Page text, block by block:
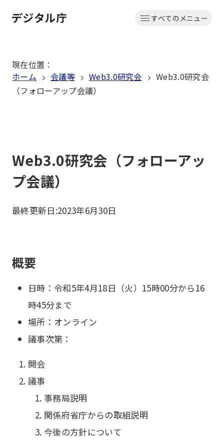
文
動
すべてのメニュー
現在位置 ：
ホーム
会議等 Web3.0研究会
Web3.0研究会
（フォローアップ会議）
Web3.0研究会（フォローアッ
プ会議）
最終更新日:2023年6月30日
概要
日時：令和5年4月18日（火）15時00分から16
時45分まで
場所：オンライン
議事次第：
開会
議事
事務局説明
関係府省庁からの取組説明
今後の方針について